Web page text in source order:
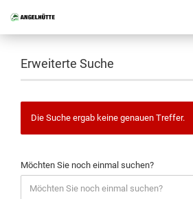
Erweiterte Suche
Die Suche ergab keine genauen Treffer.
Möchten Sie noch einmal suchen?